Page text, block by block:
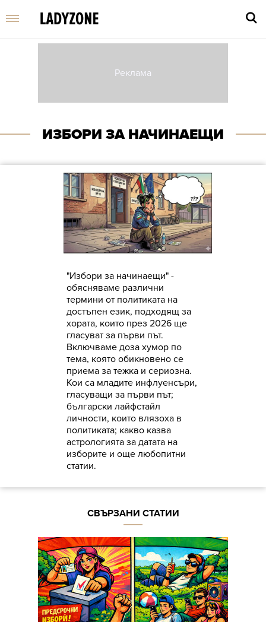
Enter
ИЗБОРИ ЗА НАЧИНАЕЩИ
"Избори за начинаещи" -
обясняваме различни
термини от политиката на
достъпен език, подходящ за
хората, които през 2026 ще
гласуват за първи път.
Включваме доза хумор по
тема, която обикновено се
приема за тежка и сериозна.
Кои са младите инфлуенсъри,
гласуващи за първи път;
български лайфстайл
личности, които влязоха в
политиката; какво казва
астрологията за датата на
изборите и още любопитни
статии.
СВЪРЗАНИ СТАТИИ